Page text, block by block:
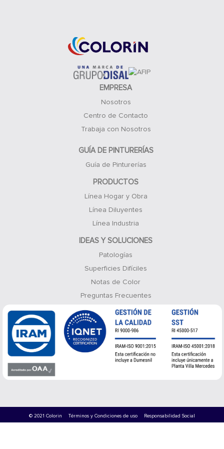
EMPRESA
Nosotros
Centro de Contacto
Trabaja con Nosotros
GUÍA DE PINTURERÍAS
Guía de Pinturerías
PRODUCTOS
Línea Hogar y Obra
Línea Diluyentes
Línea Industria
IDEAS Y SOLUCIONES
Patologías
Superficies Difíciles
Notas de Color
Preguntas Frecuentes
© 2021 Colorin Términos y Condiciones de uso Responsabilidad Social